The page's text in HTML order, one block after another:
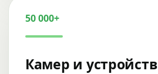
50 000+
Камер и устройств